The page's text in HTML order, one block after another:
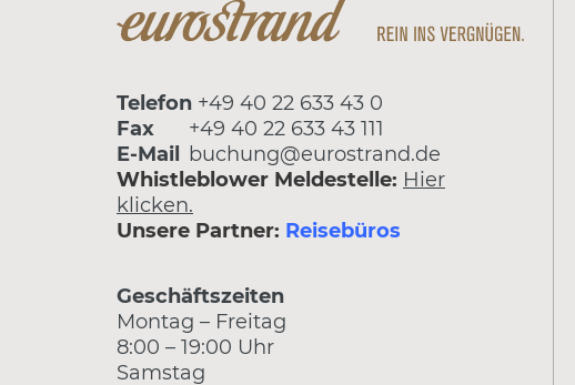
Telefon +49 40 22 633 43 0
Fax
+49 40 22 633 43 111
E-Mail
buchung@eurostrand.de
Whistleblower Meldestelle: Hier
klicken.
Unsere Partner: Reisebüros
Geschäftszeiten
Montag – Freitag
8:00 – 19:00 Uhr
Samstag